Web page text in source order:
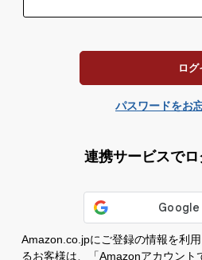
)
ログ
パスワードをお
連携サービスで
Amazon.co.jpにご登録の情報を利
るお客様は、「Amazonアカウン